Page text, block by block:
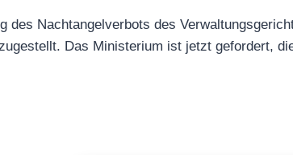
des Nachtangelverbots des
Das Ministerium ist jetzt gefordert,